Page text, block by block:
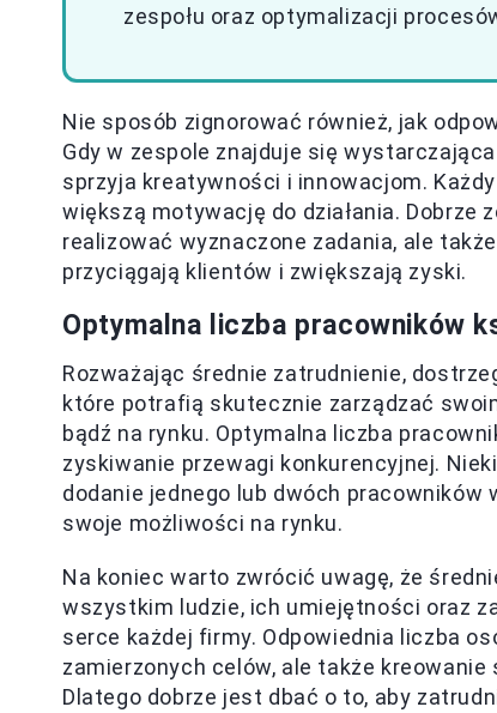
zespołu oraz optymalizacji
Nie sposób zignorować również, jak
Gdy w zespole znajduje się
sprzyja kreatywności i innowacjom.
większą motywację do działania.
realizować wyznaczone zadania, ale
przyciągają klientów i zwiększają zyski.
Optymalna liczba pracowników
Rozważając średnie zatrudnienie,
które potrafią skutecznie zarządzać
bądź na rynku. Optymalna liczba
zyskiwanie przewagi konkurencyjnej.
dodanie jednego lub dwóch
swoje możliwości na rynku.
Na koniec warto zwrócić uwagę, że
wszystkim ludzie, ich umiejętności oraz
serce każdej firmy. Odpowiednia liczba
zamierzonych celów, ale także
Dlatego dobrze jest dbać o to, aby